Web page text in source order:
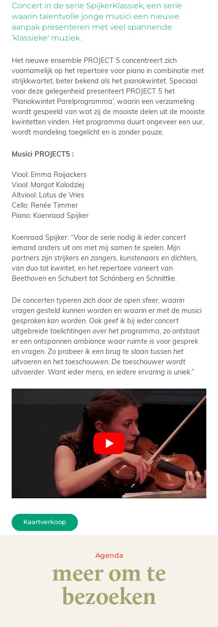
Concert in de serie SpijkerKlassiek, een serie
waarin talentvolle jonge musici een nieuwe
aanpak presenteren met veel spannende
'klassieke' muziek.
Het nieuwe ensemble PROJECT 5 concentreert zich
voornamelijk op het repertoire voor piano in combinatie met
strijkkwartet, beter bekend als het pianokwintet. Speciaal
voor deze gelegenheid presenteert PROJECT 5 het
‘Pianokwintet Parelprogramma’, waarin een verzameling
wordt gespeeld van wat zij de mooiste delen uit de mooiste
kwintetten vinden. Het programma duurt ongeveer een uur,
wordt mondeling toegelicht en is zonder pauze.
Musici PROJECT5 :
Viool: Emma Roijackers
Viool: Margot Kolodziej
Altviool: Lotus de Vries
Cello: Renée Timmer
Piano: Koenraad Spijker
Koenraad Spijker: “Voor de serie nodig ik ieder concert
iemand anders uit om met mij samen te spelen. Mijn
partners zijn strijkers en zangers, kunstenaars en dichters,
van duo tot kwintet, en het repertoire varieert van
Beethoven en Schubert tot Schönberg en Schnittke.
De concerten typeren zich door de open sfeer, waarin
vragen gesteld kunnen worden en waarin er met de musici
gesproken kan worden. Ook geef ik bij ieder concert
uitgebreide toelichtingen over het programma, zo ontstaat
er een ontspannen ambiance waar ruimte is voor gesprek
en vragen. Zo probeer ik een brug te slaan tussen het
uitvoeren en het toeschouwen. De toeschouwer wordt
uitvoerder. Want ieder mens, en iedere ervaring is uniek.”
Kaartverkoop
Agenda
meer om te
bezoeken